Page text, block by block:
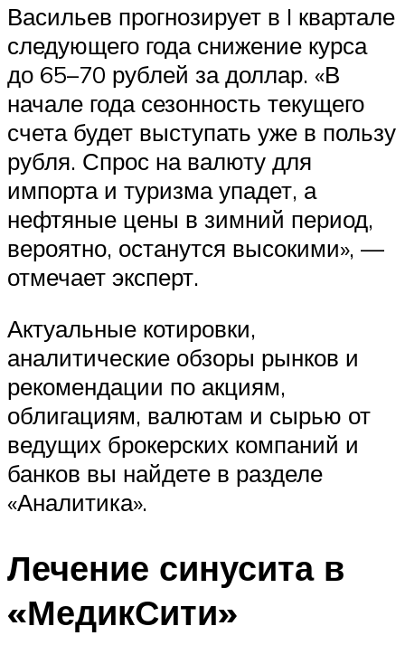
Васильев прогнозирует в I квартале
следующего года снижение курса
до 65–70 рублей за доллар. «В
начале года сезонность текущего
счета будет выступать уже в пользу
рубля. Спрос на валюту для
импорта и туризма упадет, а
нефтяные цены в зимний период,
вероятно, останутся высокими», —
отмечает эксперт.
Актуальные котировки,
аналитические обзоры рынков и
рекомендации по акциям,
облигациям, валютам и сырью от
ведущих брокерских компаний и
банков вы найдете в разделе
«Аналитика».
Лечение синусита в
«МедикСити»